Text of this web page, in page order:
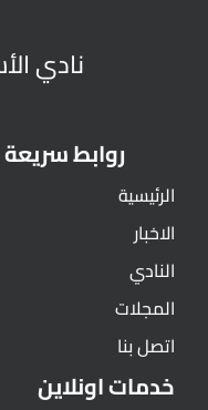
نادي
روابط سريعة
الرئيسية
الاخبار
النادي
المجلات
اتصل بنا
خدمات اونلاين